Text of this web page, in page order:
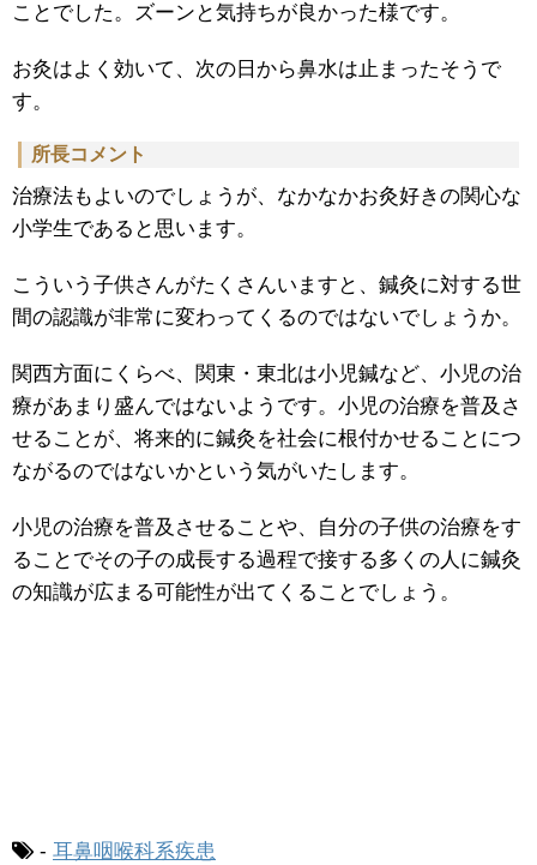
ことでした。ズーンと気持ちが良かった様です。
お灸はよく効いて、次の日から鼻水は止まったそうで
す。
所長コメント
治療法もよいのでしょうが、なかなかお灸好きの関心な
小学生であると思います。
こういう子供さんがたくさんいますと、鍼灸に対する世
間の認識が非常に変わってくるのではないでしょうか。
関西方面にくらべ、関東・東北は小児鍼など、小児の治
療があまり盛んではないようです。小児の治療を普及さ
せることが、将来的に鍼灸を社会に根付かせることにつ
ながるのではないかという気がいたします。
小児の治療を普及させることや、自分の子供の治療をす
ることでその子の成長する過程で接する多くの人に鍼灸
の知識が広まる可能性が出てくることでしょう。
- 耳鼻咽喉科系疾患